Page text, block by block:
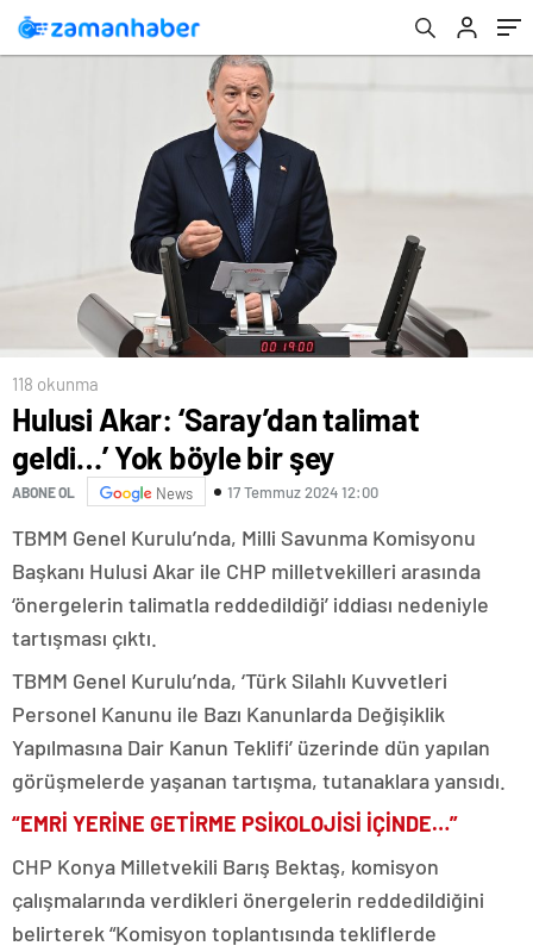
118 okunma
Hulusi Akar: ‘Saray’dan talimat
geldi…’ Yok böyle bir şey
ABONE OL News 17 Temmuz 2024 12:00
TBMM Genel Kurulu’nda, Milli Savunma Komisyonu
Başkanı Hulusi Akar ile CHP milletvekilleri arasında
‘önergelerin talimatla reddedildiği’ iddiası nedeniyle
tartışması çıktı.
TBMM Genel Kurulu’nda, ‘Türk Silahlı Kuvvetleri
Personel Kanunu ile Bazı Kanunlarda Değişiklik
Yapılmasına Dair Kanun Teklifi’ üzerinde dün yapılan
görüşmelerde yaşanan tartışma, tutanaklara yansıdı.
“EMRİ YERİNE GETİRME PSİKOLOJİSİ İÇİNDE…”
CHP Konya Milletvekili Barış Bektaş, komisyon
çalışmalarında verdikleri önergelerin reddedildiğini
belirterek “Komisyon toplantısında tekliflerde